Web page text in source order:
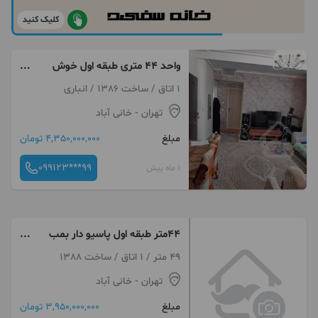
کلیک کنید
واحد ۴۴ متری طبقه اول خوش
نقشه با قابلیت وام1 اتاق / ساخت 1386 / انباری
تهران - خانی آباد
مبلغ
4,350,000,000 تومان
1 ماه پیش 099123***99
44متر طبقه اول پاسیو دار بمب
سرمایه گذاری و سکونت
49 متر / 1 اتاق / ساخت 1388
تهران - خانی آباد
مبلغ
3,950,000,000 تومان